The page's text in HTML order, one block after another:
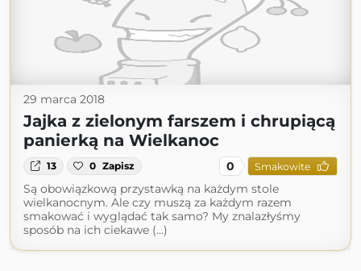
29 marca 2018
Jajka z zielonym farszem i chrupiącą
panierką na Wielkanoc
13 0 Zapisz 0 Smakowite
Są obowiązkową przystawką na każdym stole
wielkanocnym. Ale czy muszą za każdym razem
smakować i wyglądać tak samo? My znalazłyśmy
sposób na ich ciekawe (...)